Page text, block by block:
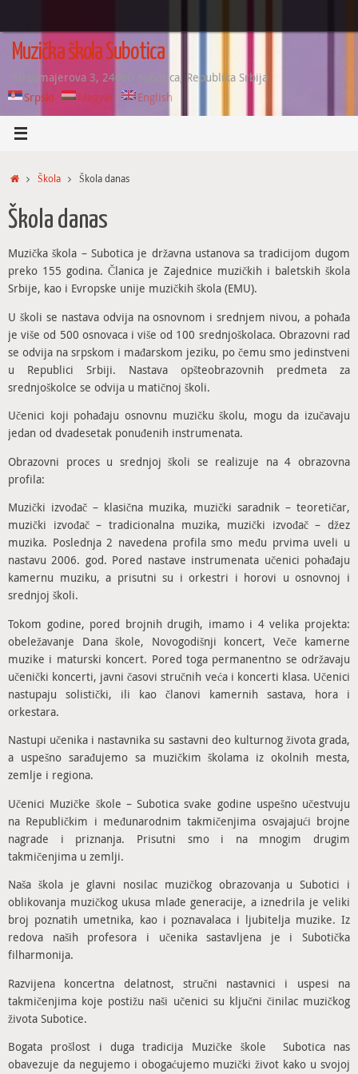
content
Muzička škola Subotica
Štrosmajerova 3, 24000 Subotica, Republika Srbija
Srpski
Magyar English
HomeŠkola Škola danas
Škola danas
Muzička škola – Subotica je državna ustanova sa tradicijom dugom
preko 155 godina. Članica je Zajednice muzičkih i baletskih škola
Srbije, kao i Evropske unije muzičkih škola (EMU).
U školi se nastava odvija na osnovnom i srednjem nivou, a pohađa
je više od 500 osnovaca i više od 100 srednjoškolaca. Obrazovni rad
se odvija na srpskom i mađarskom jeziku, po čemu smo jedinstveni
u Republici Srbiji. Nastava opšteobrazovnih predmeta za
srednjoškolce se odvija u matičnoj školi.
Učenici koji pohađaju osnovnu muzičku školu, mogu da izučavaju
jedan od dvadesetak ponuđenih instrumenata.
Obrazovni proces u srednjoj školi se realizuje na 4 obrazovna
profila:
Muzički izvođač – klasična muzika, muzički saradnik – teoretičar,
muzički izvođač – tradicionalna muzika, muzički izvođač – džez
muzika. Poslednja 2 navedena profila smo među prvima uveli u
nastavu 2006. god. Pored nastave instrumenata učenici pohađaju
kamernu muziku, a prisutni su i orkestri i horovi u osnovnoj i
srednjoj školi.
Tokom godine, pored brojnih drugih, imamo i 4 velika projekta:
obeležavanje Dana škole, Novogodišnji koncert, Veče kamerne
muzike i maturski koncert. Pored toga permanentno se održavaju
učenički koncerti, javni časovi stručnih veća i koncerti klasa. Učenici
nastupaju solistički, ili kao članovi kamernih sastava, hora i
orkestara.
Nastupi učenika i nastavnika su sastavni deo kulturnog života grada,
a uspešno sarađujemo sa muzičkim školama iz okolnih mesta,
zemlje i regiona.
Učenici Muzičke škole – Subotica svake godine uspešno učestvuju
na Republičkim i međunarodnim takmičenjima osvajajući brojne
nagrade i priznanja. Prisutni smo i na mnogim drugim
takmičenjima u zemlji.
Naša škola je glavni nosilac muzičkog obrazovanja u Subotici i
oblikovanja muzičkog ukusa mlađe generacije, a iznedrila je veliki
broj poznatih umetnika, kao i poznavalaca i ljubitelja muzike. Iz
redova naših profesora i učenika sastavljena je i Subotička
filharmonija.
Razvijena koncertna delatnost, stručni nastavnici i uspesi na
takmičenjima koje postižu naši učenici su ključni činilac muzičkog
života Subotice.
Bogata prošlost i duga tradicija Muzičke škole Subotica nas
obavezuje da negujemo i obogaćujemo muzički život kako u svojoj